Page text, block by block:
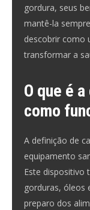
gordura, seus
mantê-la
descobrir como
transformar a
O que é
como
A definição de
equipamento
Este dispositivo
gorduras, óleos
preparo dos